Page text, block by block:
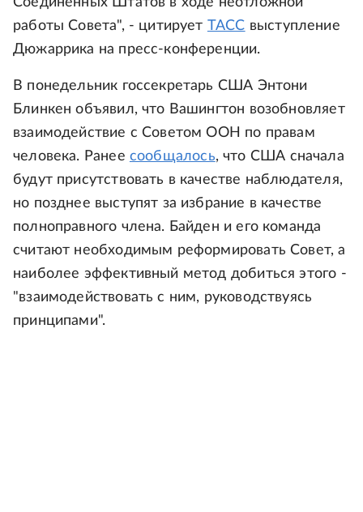
работы Совета", - цитирует
ТАСС выступление
Дюжаррика на пресс-конференции.
В понедельник госсекретарь США Энтони
Блинкен объявил, что Вашингтон возобновляет
взаимодействие с Советом ООН по правам
человека. Ранее сообщалось, что США сначала
будут присутствовать в качестве наблюдателя,
но позднее выступят за избрание в качестве
полноправного члена. Байден и его команда
считают необходимым реформировать Совет, а
наиболее эффективный метод добиться этого -
"взаимодействовать с ним, руководствуясь
принципами".